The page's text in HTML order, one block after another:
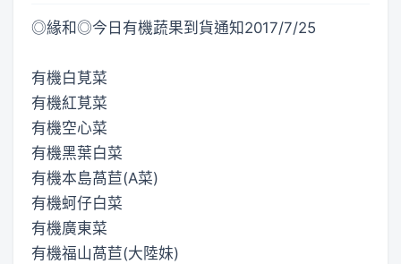
◎緣和◎今日有機蔬果到貨通知2017/7/25
有機白莧菜
有機紅莧菜
有機空心菜
有機黑葉白菜
有機本島萵苣(A菜)
有機蚵仔白菜
有機廣東菜
有機福山萵苣(大陸妹)